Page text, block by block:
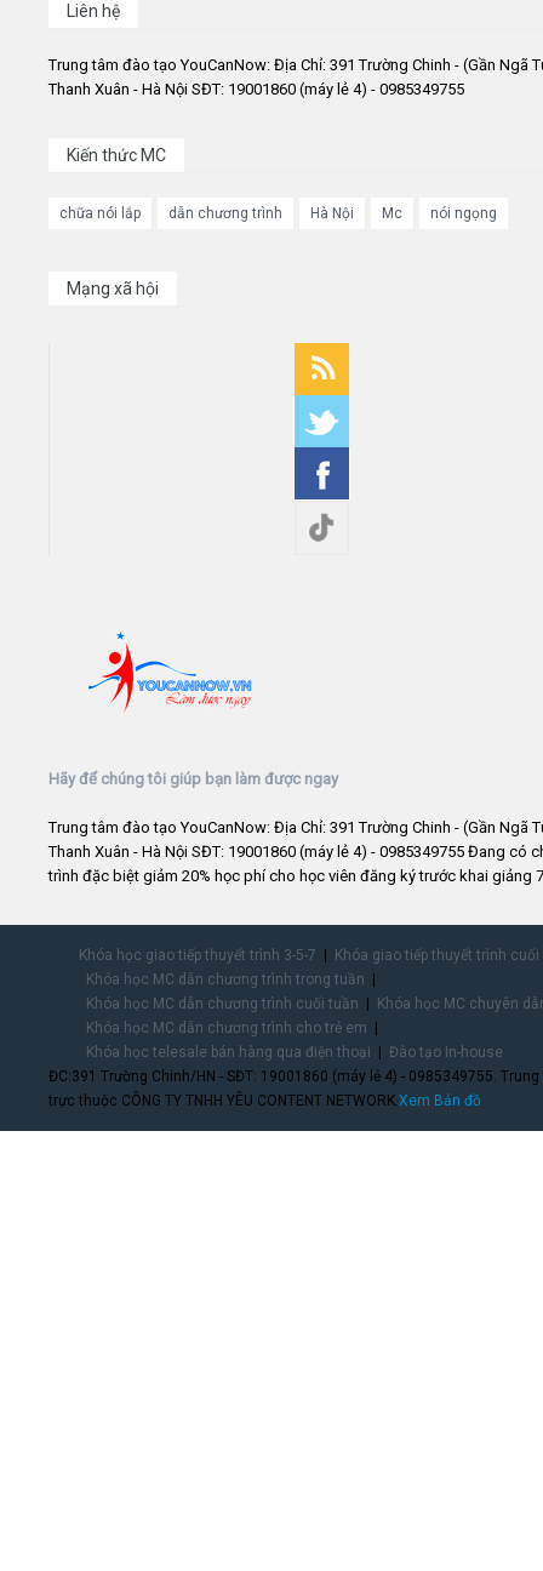
Liên hệ
Trung tâm đào tạo YouCanNow: Địa Chỉ: 391 Trường Chinh - (Gần Ngã
Thanh Xuân - Hà Nội SĐT: 19001860 (máy lẻ 4) - 0985349755
Kiến thức MC
chữa nói lắp dẫn chương trình Hà Nội Mc nói ngọng
Mạng xã hội
Hãy để chúng tôi giúp bạn làm được ngay
Trung tâm đào tạo YouCanNow: Địa Chỉ: 391 Trường Chinh - (Gần Ngã
Thanh Xuân - Hà Nội SĐT: 19001860 (máy lẻ 4) - 0985349755 Đang có
trình đặc biệt giảm 20% học phí cho học viên đăng ký trước khai giảng
Khóa học giao tiếp thuyết trình 3-5-7
Khóa giao tiếp thuyết trình
Khóa học MC dẫn chương trình trong tuần
Khóa học MC dẫn chương trình cuối tuần
Khóa học MC chuyên
Khóa học MC dẫn chương trình cho trẻ em
Khóa học telesale bán hàng qua điện thoại
Đào tạo In-house
ĐC:391 Trường Chinh/HN - SĐT: 19001860 (máy lẻ 4) - 0985349755.
trực thuộc CÔNG TY TNHH YÊU CONTENT NETWORK.Xem Bản đồ